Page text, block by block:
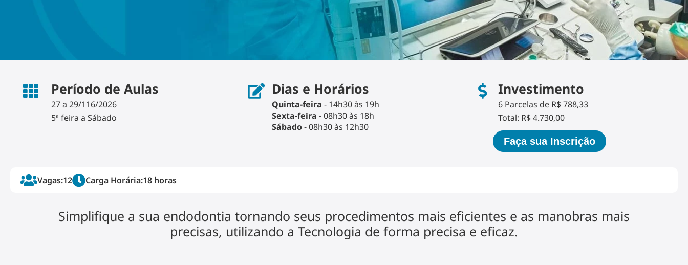
Período de Aulas
27 a 29/116/2026
5ª feira a Sábado
Dias e Horários
Quinta-feira - 14h30 às 19h
Sexta-feira - 08h30 às 18h
Sábado- 08h30 às 12h30
Investimento
6 Parcelas de R$ 788,33
Total: R$ 4.730,00
Faça sua Inscrição
Vagas:12 Carga Horária:18 horas
Simplifique a sua endodontia tornando seus procedimentos mais eficientes e as manobras mais
precisas, utilizando a Tecnologia de forma precisa e eficaz.